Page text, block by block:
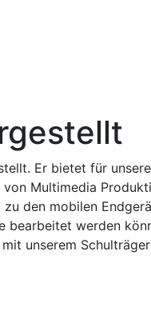
Er bietet für
Multimedia
den mobilen
bearbeitet werden
unserem